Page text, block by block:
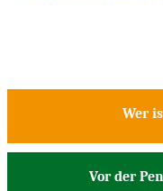
Wer
Vor der